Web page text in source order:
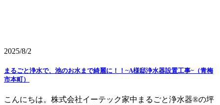
2025/8/2
まるごと浄水で、池のお水まで綺麗に！！~A様邸浄水器設置工事~（青梅
市本町）
こんにちは。株式会社イーテック家中まるごと浄水器®の坪